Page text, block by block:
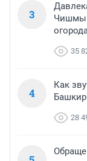
3
Чишмы
35
4
Как
28